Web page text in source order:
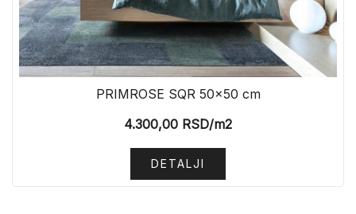
PRIMROSE SQR 50×50 cm
4.300,00 RSD/m2
DETALJI